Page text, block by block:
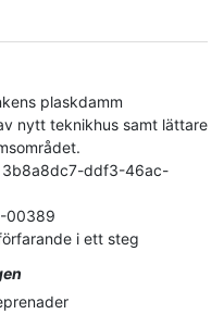
plaskdamm
nytt teknikhus samt lättare
3b8a8dc7-ddf3-46ac-
00389
i ett steg